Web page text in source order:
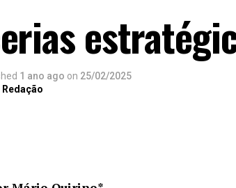
1 ano ago on 25/02/2025
Redação